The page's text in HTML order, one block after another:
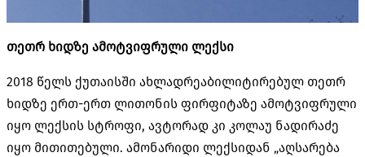
თეთრ ხიდზე ამოტვიფრული ლექსი
2018 წელს ქუთაისში ახლადრეაბილიტირებულ თეთრ
ხიდზე ერთ-ერთ ლითონის ფირფიტაზე ამოტვიფრული
იყო ლექსის სტროფი, ავტორად კი კოლაუ ნადირაძე
იყო მითითებული. ამონარიდი ლექსიდან „აღსარება